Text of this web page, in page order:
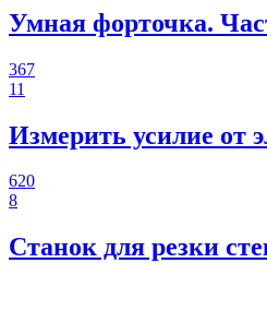
Умная форточка.
367
11
Измерить усилие от
620
8
Станок для резки